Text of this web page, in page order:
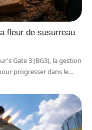
fleur de susurreau
Gate 3 (BG3), la gestion
progresser dans le…